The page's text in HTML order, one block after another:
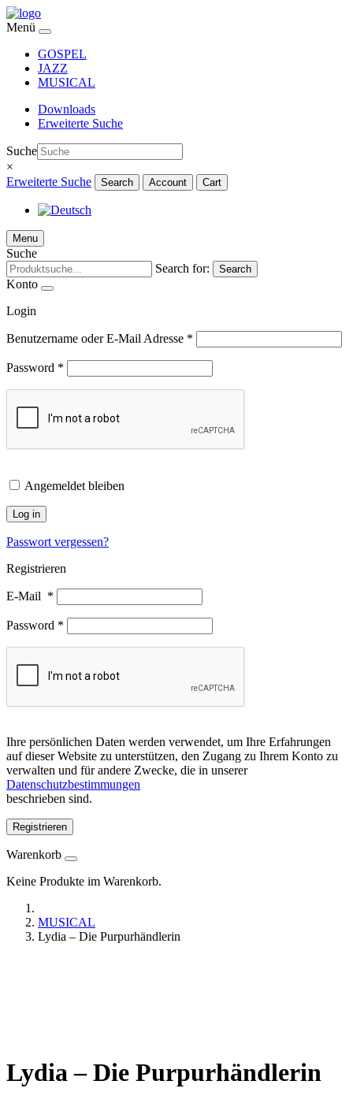
Menü
GOSPEL
JAZZ
MUSICAL
Downloads
Erweiterte Suche
Suche
×
Erweiterte Suche
Search Account Cart
Menu
Suche
Search for:
Search
Konto
Login
Benutzername oder E-Mail Adresse *
Password *
Angemeldet bleiben
Log in
Passwort vergessen?
Registrieren
E-Mail *
Password *
Ihre persönlichen Daten werden verwendet, um Ihre Erfahrungen
auf dieser Website zu unterstützen, den Zugang zu Ihrem Konto zu
verwalten und für andere Zwecke, die in unserer
Datenschutzbestimmungen
beschrieben sind.
Registrieren
Warenkorb
Keine Produkte im Warenkorb.
MUSICAL
Lydia – Die Purpurhändlerin
Lydia – Die Purpurhändlerin